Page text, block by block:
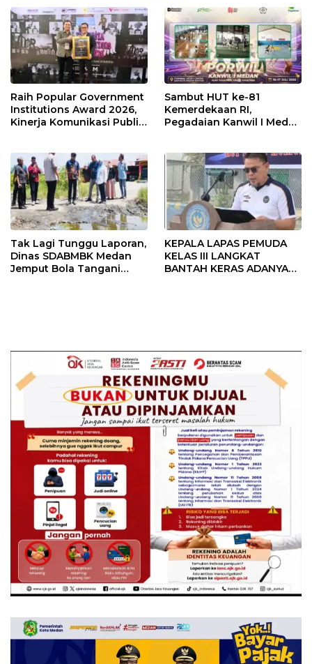
Raih Popular Government
Institutions Award 2026,
Kinerja Komunikasi Publik
Sambut HUT ke-81
Kemerdekaan RI,
Pegadaian Kanwil I Medan
Grow Together”
Tak Lagi Tunggu Laporan,
Dinas SDABMBK Medan
Jemput Bola Tangani
KEPALA LAPAS PEMUDA
KELAS III LANGKAT
BANTAH KERAS ADANYA